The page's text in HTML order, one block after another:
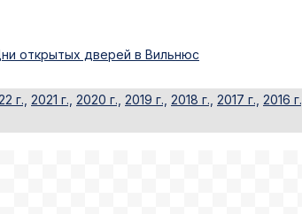
открытых дверей в Вильнюс
г., 2021 г., 2020 г., 2019 г., 2018 г., 2017 г., 2016 г.,